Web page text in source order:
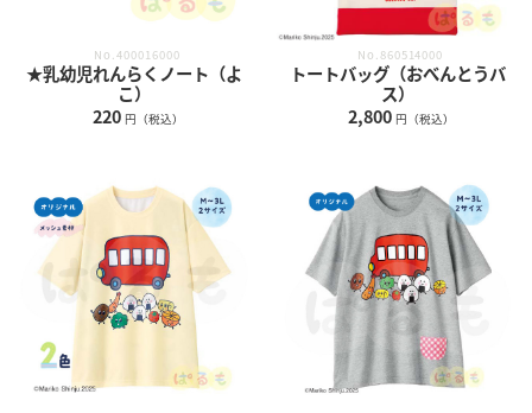
No.400016000
★乳幼児れんらくノート（よ
こ）
220 円（税込）
No.860514000
トートバッグ（おべんとうバ
ス）
2,800 円（税込）